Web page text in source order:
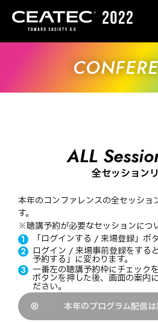
ALL
全セッション
本年のコンファレンスの全セッショ
す。
※聴講予約が必要なセッションにつ
「ログインする / 来場登録」ボ
ログイン / 来場事前登録をする
予約する」に変わります。
一番左の聴講予約枠にチェック
ボタンを押した後、画面の案内
ださい。
本年のプログラム配信